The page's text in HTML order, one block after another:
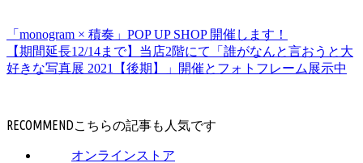
「monogram × 積奏」POP UP SHOP 開催します！
【期間延長12/14まで】当店2階にて「誰がなんと言おうと大
好きな写真展 2021【後期】」開催とフォトフレーム展示中
RECOMMEND
オンラインストア